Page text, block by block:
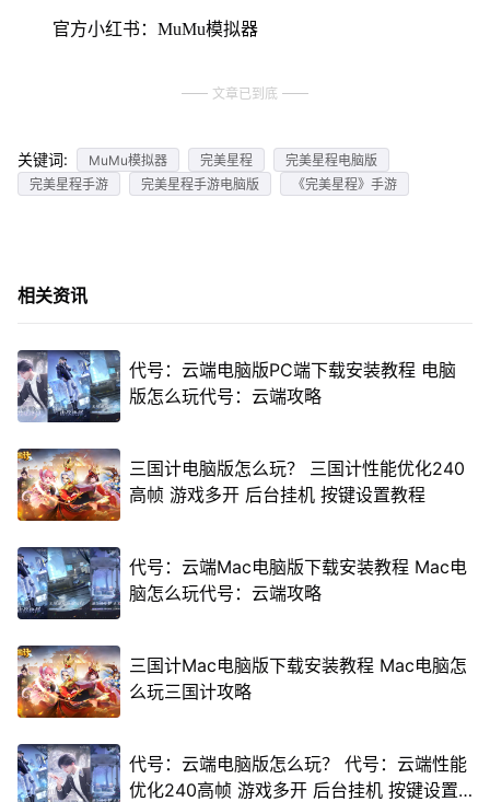
官方小红书：MuMu模拟器
文章已到底
关键词: MuMu模拟器 完美星程
完美星程电脑版
完美星程手游
完美星程手游电脑版 《完美星程》手游
相关资讯
代号：云端电脑版PC端下载安装教程 电脑
版怎么玩代号：云端攻略
三国计电脑版怎么玩？ 三国计性能优化240
高帧 游戏多开 后台挂机 按键设置教程
代号：云端Mac电脑版下载安装教程 Mac电
脑怎么玩代号：云端攻略
三国计Mac电脑版下载安装教程 Mac电脑怎
么玩三国计攻略
代号：云端电脑版怎么玩？ 代号：云端性能
优化240高帧 游戏多开 后台挂机 按键设置